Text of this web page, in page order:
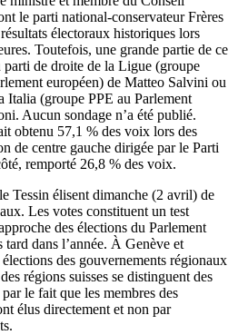
le parti national-conservateur Frères
électoraux historiques lors
Toutefois, une grande partie de ce
de droite de la Ligue (groupe
européen) de Matteo Salvini ou
Italia (groupe PPE au Parlement
Aucun sondage n’a été publié.
obtenu 57,1 % des voix lors des
de centre gauche dirigée par le Parti
remporté 26,8 % des voix.
Tessin élisent dimanche (2 avril) de
Les votes constituent un test
des élections du Parlement
dans l’année. À Genève et
des gouvernements régionaux
régions suisses se distinguent des
le fait que les membres des
élus directement et non par